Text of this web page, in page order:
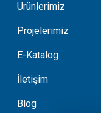
Ürünlerimiz
Projelerimiz
E-Katalog
İletişim
Blog